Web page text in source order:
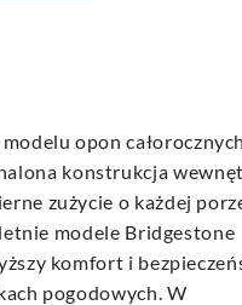
opon całorocznych
konstrukcja
zużycie o każdej
modele Bridgestone
komfort i
pogodowych. W